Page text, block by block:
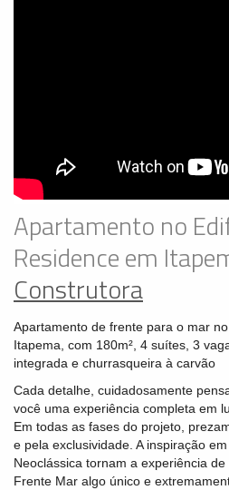
Apartamento no
Residence em
Construtora
Apartamento de frente para o mar
Itapema, com 180m², 4 suítes, 3
integrada e churrasqueira à carvão
Cada detalhe, cuidadosamente
você uma experiência completa em
Em todas as fases do projeto,
e pela exclusividade. A inspiração
Neoclássica tornam a experiência
Frente Mar algo único e